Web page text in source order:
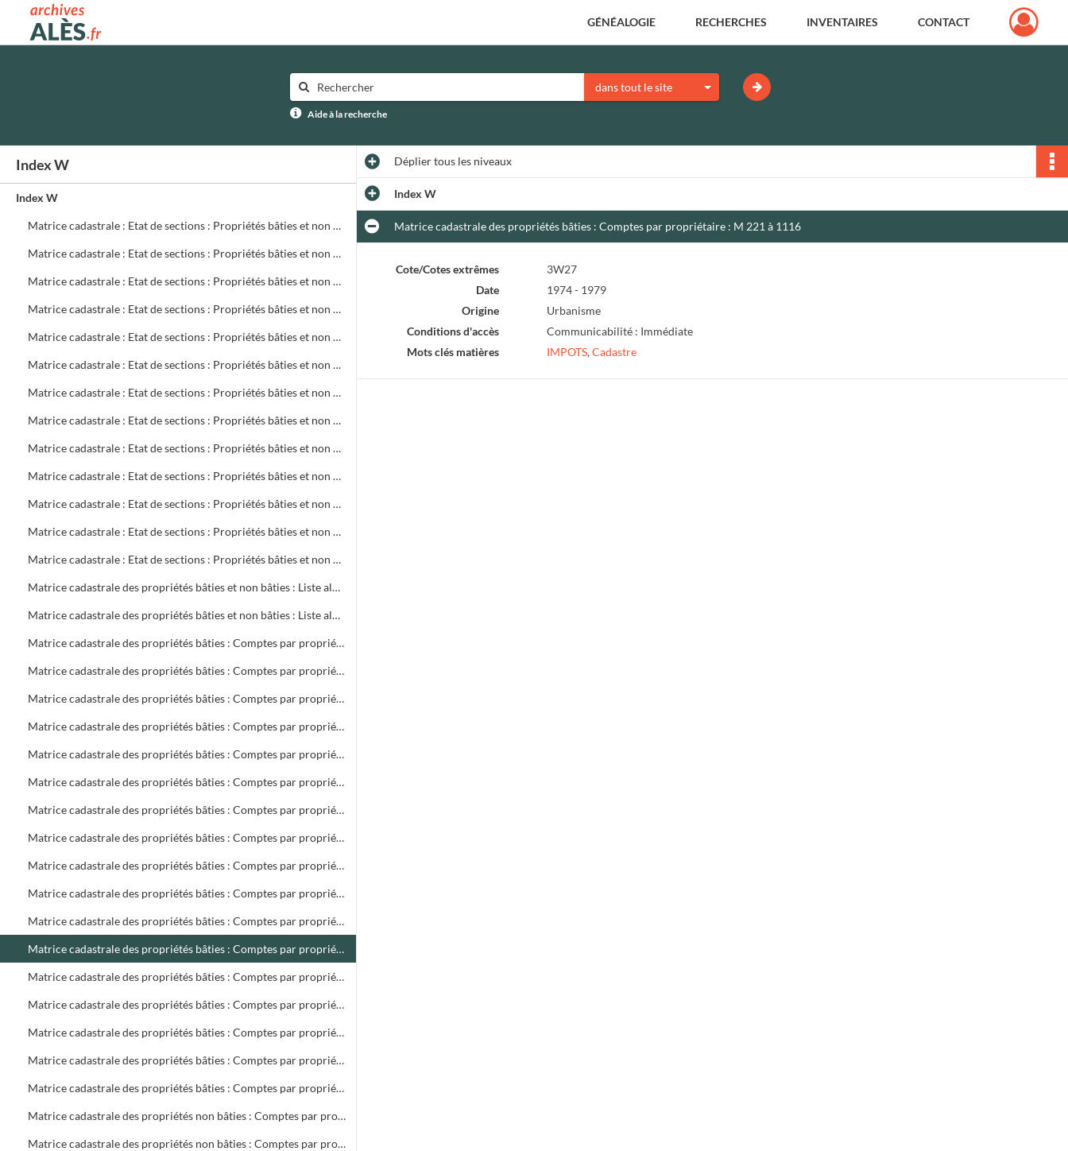
Archives municipales d'Alès GÉNÉALOGIE RECHERCHES INVENTAIRES CONTACT
dans tout le site
Aide à la recherche
Index W
Index W
Matrice cadastrale : Etat de sections : Propriétés bâties et non bâties : Comptes par rue et lieu-dit : CA 621 à 780
Matrice cadastrale : Etat de sections : Propriétés bâties et non bâties : Comptes par rue et lieu-dit : CB 1 à 299
Matrice cadastrale : Etat de sections : Propriétés bâties et non bâties : Comptes par rue et lieu-dit : CB 300 à 499
Matrice cadastrale : Etat de sections : Propriétés bâties et non bâties : Comptes par rue et lieu-dit : CB 500 à 699
Matrice cadastrale : Etat de sections : Propriétés bâties et non bâties : Comptes par rue et lieu-dit : CB 700 à 719
Matrice cadastrale : Etat de sections : Propriétés bâties et non bâties : Comptes par rue et lieu-dit : CB 720 à 770
Matrice cadastrale : Etat de sections : Propriétés bâties et non bâties : Comptes par rue et lieu-dit : CB 771 à 855
Matrice cadastrale : Etat de sections : Propriétés bâties et non bâties : Comptes par rue et lieu-dit : CD 1 à 304
Matrice cadastrale : Etat de sections : Propriétés bâties et non bâties : Comptes par rue et lieu-dit : CH 1 à 394
Matrice cadastrale : Etat de sections : Propriétés bâties et non bâties : Comptes par rue et lieu-dit : CM 1 à 386
Matrice cadastrale : Etat de sections : Propriétés bâties et non bâties : Comptes par rue et lieu-dit : CN 1 à 190
Matrice cadastrale : Etat de sections : Propriétés bâties et non bâties : Comptes par rue et lieu-dit : CN 191 à 387
Matrice cadastrale : Etat de sections : Propriétés bâties et non bâties : Comptes par rue et lieu-dit : CO 1 à 440
Matrice cadastrale des propriétés bâties et non bâties : Liste alphabétique des propriétaires : A à G
Matrice cadastrale des propriétés bâties et non bâties : Liste alphabétique des propriétaires : A à Z
Matrice cadastrale des propriétés bâties : Comptes par propriétaire : 2 à 469 sociétés
Matrice cadastrale des propriétés bâties : Comptes par propriétaire : 2 à 680 copropriétés
Matrice cadastrale des propriétés bâties : Comptes par propriétaire : B 1 à 700
Matrice cadastrale des propriétés bâties : Comptes par propriétaire : B 701 à 1404
Matrice cadastrale des propriétés bâties : Comptes par propriétaire : B 1404 à C 400
Matrice cadastrale des propriétés bâties : Comptes par propriétaire : C 401 à 1268
Matrice cadastrale des propriétés bâties : Comptes par propriétaire : D 1 à E 116
Matrice cadastrale des propriétés bâties : Comptes par propriétaire : F 3 à 566
Matrice cadastrale des propriétés bâties : Comptes par propriétaire : G 3 à 989
Matrice cadastrale des propriétés bâties : Comptes par propriétaire : H 1 à L 98
Matrice cadastrale des propriétés bâties : Comptes par propriétaire : L 101 à M 220
Matrice cadastrale des propriétés bâties : Comptes par propriétaire : M 221 à 1116
Matrice cadastrale des propriétés bâties : Comptes par propriétaire : N 1 à P 729
Matrice cadastrale des propriétés bâties : Comptes par propriétaire : P 730 à R 574
Matrice cadastrale des propriétés bâties : Comptes par propriétaire : R 575 à S 601
Matrice cadastrale des propriétés bâties : Comptes par propriétaire : S 602 à 399
Matrice cadastrale des propriétés bâties : Comptes par propriétaire : V 2 à Z 27
Matrice cadastrale des propriétés non bâties : Comptes par propriétaire : A Collectivités
Matrice cadastrale des propriétés non bâties : Comptes par propriétaire : BA à BOS
Dépliertous les niveaux
Index W
Matrice cadastrale des propriétés bâties : Comptes par propriétaire : M 221 à 1116
Cote/Cotes extrêmes
3W27
Date
1974 - 1979
Origine
Urbanisme
Conditions d'accès
Communicabilité : Immédiate
Mots clés matières
IMPOTS,Cadastre